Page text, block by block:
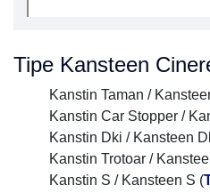
Tipe Kansteen
Kanstin Taman /
Kanstin Car Stopper /
Kanstin Dki / Kansteen
Kanstin Trotoar /
Kanstin S / Kansteen S (